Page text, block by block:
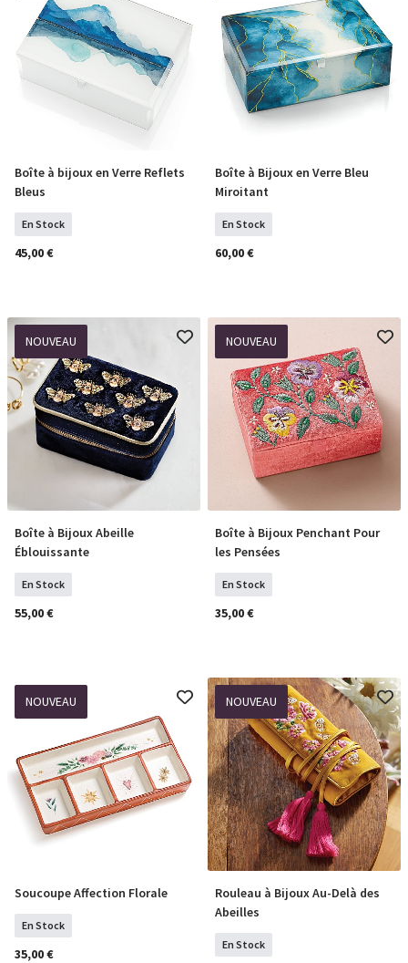
COMMANDER
Boîte à bijoux en Verre Reflets
Bleus
En Stock
45,00 €
COMMANDER
Boîte à Bijoux en Verre Bleu
Miroitant
En Stock
60,00 €
NOUVEAU
COMMANDER
Boîte à Bijoux Abeille
Éblouissante
En Stock
55,00 €
NOUVEAU
COMMANDER
Boîte à Bijoux Penchant Pour
les Pensées
En Stock
35,00 €
NOUVEAU
COMMANDER
Soucoupe Affection Florale
En Stock
35,00 €
NOUVEAU
COMMANDER
Rouleau à Bijoux Au-Delà des
Abeilles
En Stock